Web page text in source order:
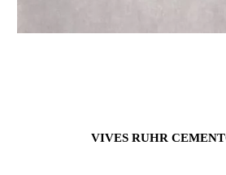
VIVES RUHR